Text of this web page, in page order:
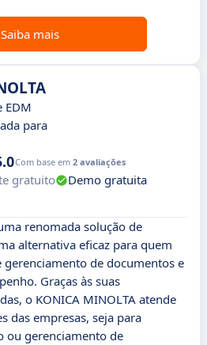
Saiba mais
EDM
para
Com base em 2 avaliações
gratuito
Demo gratuita
renomada solução de
alternativa eficaz para quem
de documentos e
Graças às suas
o KONICA MINOLTA atende
das empresas, seja para
ou gerenciamento de